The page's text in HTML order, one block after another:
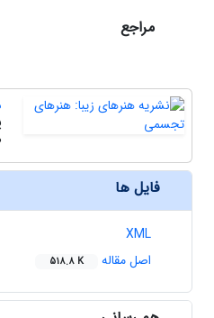
مراجع
فایل ها
XML
اصل مقاله
518.8 K